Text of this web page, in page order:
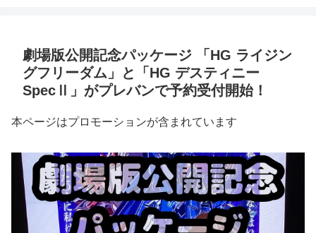
劇場版公開記念パッケージ 「HG ライジン
グフリーダム」と「HG デスティニー
SpecⅡ」がプレバンで予約受付開始！
本ページはプロモーションが含まれています